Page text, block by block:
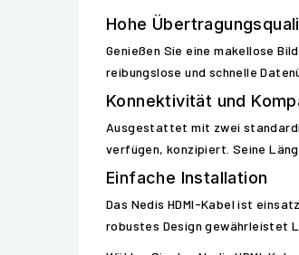
Hohe
Genießen Sie eine makellose
reibungslose und schnelle
Konnektivität und
Ausgestattet mit zwei
verfügen, konzipiert. Seine
Einfache Installation
Das Nedis HDMI-Kabel ist
robustes Design gewährleistet